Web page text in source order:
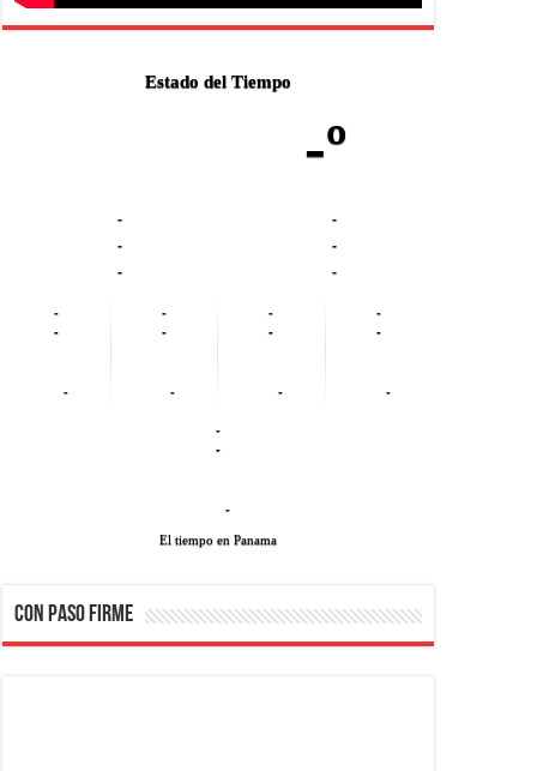
Estado del Tiempo
-º
-
-
-
-
-
-
-
-
-
-
-
-
-
-
-
-
-
-
-
-
-
El tiempo en Panama
CON PASO FIRME